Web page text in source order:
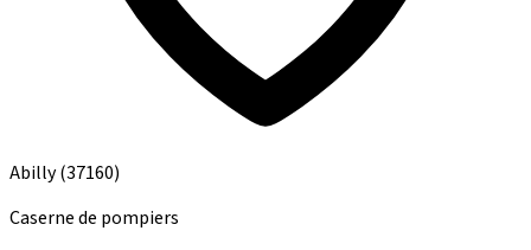
Abilly(37160)
Caserne de pompiers